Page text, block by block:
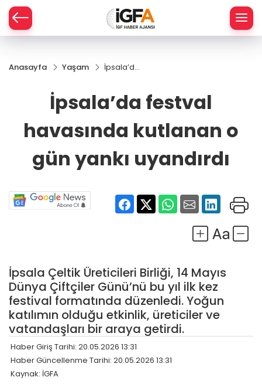
Anasayfa Yaşam
İpsala’da
kutlanan o
uyandırdı
İpsala’da festval
havasında kutlanan o
gün yankı uyandırdı
İpsala Çeltik Üreticileri Birliği, 14 Mayıs
Dünya Çiftçiler Günü’nü bu yıl ilk kez
festival formatında düzenledi. Yoğun
katılımın olduğu etkinlik, üreticiler ve
vatandaşları bir araya getirdi.
Haber Giriş Tarihi: 20.05.2026 13:31
Haber Güncellenme Tarihi: 20.05.2026 13:31
Kaynak: İGFA